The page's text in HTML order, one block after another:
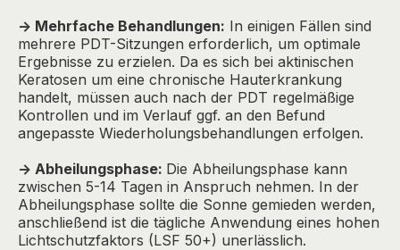
-> Mehrfache Behandlungen: In einigen Fällen sind
mehrere PDT-Sitzungen erforderlich, um optimale
Ergebnisse zu erzielen. Da es sich bei aktinischen
Keratosen um eine chronische Hauterkrankung
handelt, müssen auch nach der PDT regelmäßige
Kontrollen und im Verlauf ggf. an den Befund
angepasste Wiederholungsbehandlungen erfolgen.
-> Abheilungsphase: Die Abheilungsphase kann
zwischen 5-14 Tagen in Anspruch nehmen. In der
Abheilungsphase sollte die Sonne gemieden werden,
anschließend ist die tägliche Anwendung eines hohen
Lichtschutzfaktors (LSF 50+) unerlässlich.